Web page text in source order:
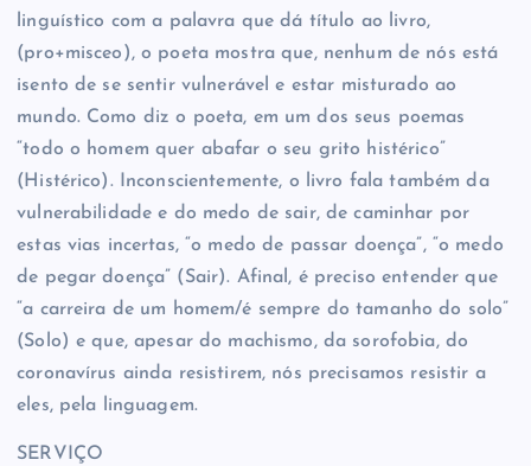
linguístico com a palavra que dá título ao livro,
(pro+misceo), o poeta mostra que, nenhum de nós está
isento de se sentir vulnerável e estar misturado ao
mundo. Como diz o poeta, em um dos seus poemas
“todo o homem quer abafar o seu grito histérico”
(Histérico). Inconscientemente, o livro fala também da
vulnerabilidade e do medo de sair, de caminhar por
estas vias incertas, “o medo de passar doença”, “o medo
de pegar doença” (Sair). Afinal, é preciso entender que
“a carreira de um homem/é sempre do tamanho do solo”
(Solo) e que, apesar do machismo, da sorofobia, do
coronavírus ainda resistirem, nós precisamos resistir a
eles, pela linguagem.
SERVIÇO